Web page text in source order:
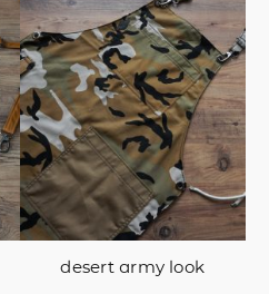
ΠΡΟΣΦΟΡΆ
desert army look